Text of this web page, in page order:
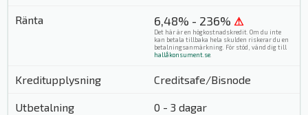
6,48% - 236% ⚠
Det här är en högkostnadskredit. Om du inte
kan betala tillbaka hela skulden riskerar du en
betalningsanmärkning. För stöd, vänd dig till
hallåkonsument.se.
Creditsafe/Bisnode
0 - 3 dagar